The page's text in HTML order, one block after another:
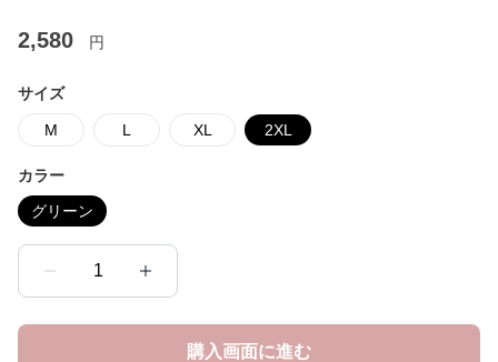
2,580 円
サイズ
M L XL 2XL
カラー
グリーン
1
購入画面に進む